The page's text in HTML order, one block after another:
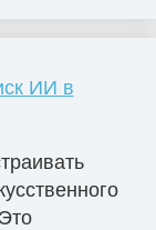
ИИ в